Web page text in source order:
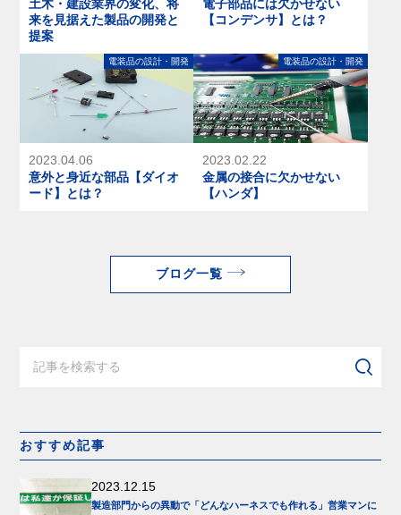
土木・建設業界の変化、将
来を見据えた製品の開発と
提案
電子部品には欠かせない
【コンデンサ】とは？
2023.04.06
意外と身近な部品【ダイオ
ード】とは？
電装品の設計・開発
2023.02.22
金属の接合に欠かせない
【ハンダ】
電装品の設計・開発
ブログ一覧
おすすめ記事
2023.12.15
製造部門からの異動で「どんなハーネスでも作れる」営業マンに